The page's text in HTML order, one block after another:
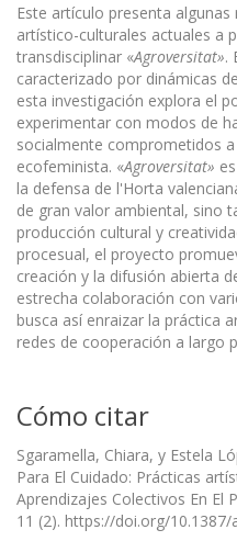
Este artículo presenta
artístico-culturales actuales a
transdisciplinar «Agroversitat».
caracterizado por dinámicas
esta investigación explora el
experimentar con modos de
socialmente comprometidos
ecofeminista. «Agroversitat»
la defensa de l'Horta
de gran valor ambiental, sino
producción cultural y
procesual, el proyecto
creación y la difusión abierta
estrecha colaboración con
busca así enraizar la práctica
redes de cooperación a largo
Cómo citar
Sgaramella, Chiara, y Estela
Para El Cuidado: Prácticas
Aprendizajes Colectivos En El
11 (2). https://doi.org/10.1387/